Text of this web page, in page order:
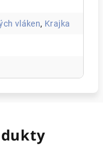
vláken, Krajka